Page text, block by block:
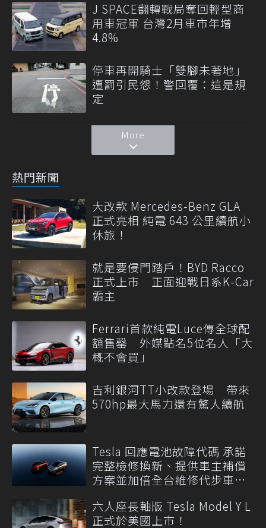
J SPACE翻轉戰局奪回輕型商
用車冠軍 台灣2月車市年增
4.8%
停車再開騎士「雙腳未著地」
遭罰引民怨！警回覆：這是規
定
More
熱門新聞
大改款 Mercedes-Benz GLA
正式亮相 純電 643 公里續航小
休旅！
就是要侵門踏戶！BYD Racco
正式上市 正面迎戰日系K-Car
霸主
Ferrari首款純電Luce傳全球配
額售罄 外媒點名5位名人「大
概不會買」
吉利銀河TT小改款登場 帶來
570hp最大馬力還有驚人續航
Tesla 回應電池故障代碼 承諾
完整檢修換新、提供車主補償
方案並加倍全台維修代步車數
六人座長軸版 Tesla Model Y L
正式於美國上市！